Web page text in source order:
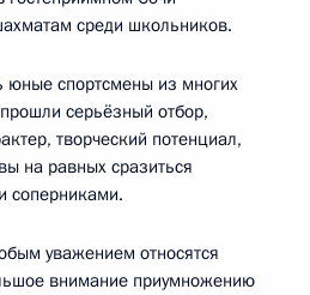
среди школьников.
юные спортсмены из многих
серьёзный отбор,
творческий потенциал,
на равных сразиться
соперниками.
уважением относятся
внимание приумножению